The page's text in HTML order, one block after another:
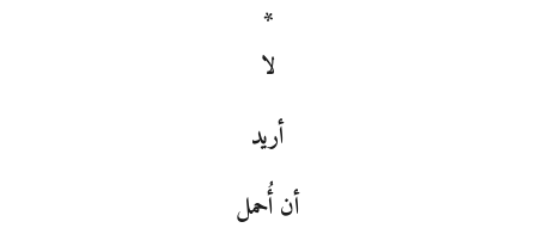
*
لا
أريد
أن أُحمل